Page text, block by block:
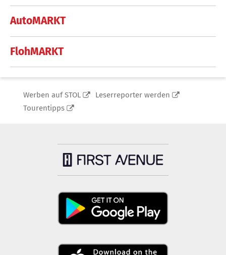
AutoMARKT
FlohMARKT
Werben auf STOL
Leserreporter werden
Tourentipps